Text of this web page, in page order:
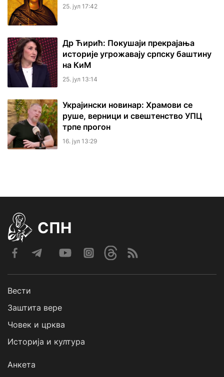
25. јул 17:42
Др Ћирић: Покушаји прекрајања
историје угрожавају српску баштину
на КиМ
25. јул 13:14
Украјински новинар: Храмови се
руше, верници и свештенство УПЦ
трпе прогон
16. јул 13:29
СПН
Вести
Заштита вере
Човек и црква
Историја и култура
Анкета